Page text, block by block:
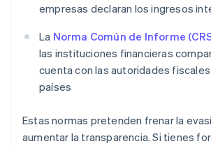
empresas declaran los ingresos
La Norma Común de Informe
las instituciones financieras
cuenta con las autoridades
países
Estas normas pretenden frenar la
aumentar la transparencia. Si tienes